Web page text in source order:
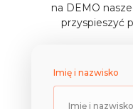
na DEMO
przyspieszyć
Imię i nazwisko